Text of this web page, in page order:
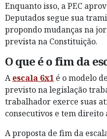
Enquanto isso, a PEC
Deputados segue sua
propondo mudanças na
prevista na Constituição.
O que é o fim da
Aescala 6x1 é o modelo
previsto na legislação
trabalhador exerce suas
consecutivos e tem direito
A proposta de fim da